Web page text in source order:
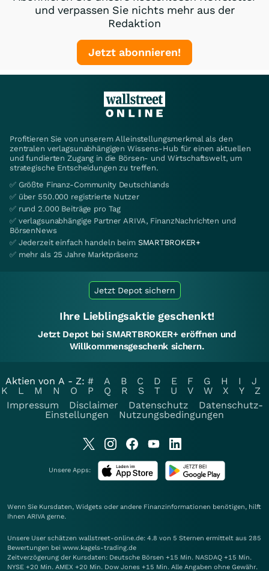
und verpassen Sie nichts mehr aus der
Redaktion
Jetzt abonnieren!
Profitieren Sie von unserem Alleinstellungsmerkmal als den
zentralen verlagsunabhängigen Wissens-Hub für einen aktuellen
und fundierten Zugang in die Börsen- und Wirtschaftswelt, um
strategische Entscheidungen zu treffen.
✅ Größte Finanz-Community Deutschlands
✅ über 550.000 registrierte Nutzer
✅ rund 2.000 Beiträge pro Tag
✅ verlagsunabhängige Partner ARIVA, FinanzNachrichten und
BörsenNews
✅ Jederzeit einfach handeln beim SMARTBROKER+
✅ mehr als 25 Jahre Marktpräsenz
Jetzt Depot sichern
Ihre Lieblingsaktie geschenkt!
Jetzt Depot bei SMARTBROKER+ eröffnen und
Willkommensgeschenk sichern.
Aktien von A - Z: # A B C D E F G H I
J
K
L M N O P Q R S T U V W X Y
Z
Impressum
Disclaimer Datenschutz
Datenschutz-
Einstellungen
Nutzungsbedingungen
Unsere Apps:
Wenn Sie Kursdaten, Widgets oder andere Finanzinformationen benötigen, hilft
Ihnen ARIVA gerne.
Unsere User schätzen wallstreet-online.de: 4.8 von 5 Sternen ermittelt aus 285
Bewertungen bei www.kagels-trading.de
Zeitverzögerung der Kursdaten: Deutsche Börsen +15 Min. NASDAQ +15 Min.
NYSE +20 Min. AMEX +20 Min. Dow Jones +15 Min. Alle Angaben ohne Gewähr.